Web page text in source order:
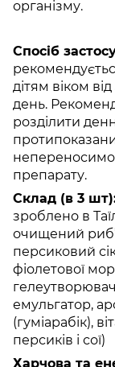
організму.
Спосіб
дітям віком
день.
розділити
препарату.
Склад (в 3
зроблено в
очищений
персиковий
фіолетової
емульгатор,
(гуміарабік),
персиків і сої)
Харчова та